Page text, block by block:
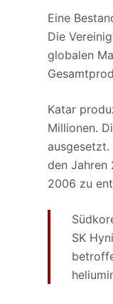
Eine
Die
globalen
Katar
Millionen.
den Jahren
2006 zu
SK